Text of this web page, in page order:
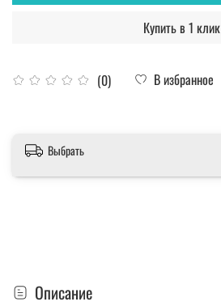
(0) В избранное
Купить в 1 клик
Выбрать
Описание